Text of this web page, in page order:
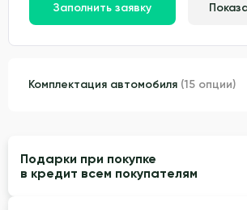
Заполнить заявку
Комплектация автомобиля (15 опции)
Подарки при покупке
в кредит всем покупателям